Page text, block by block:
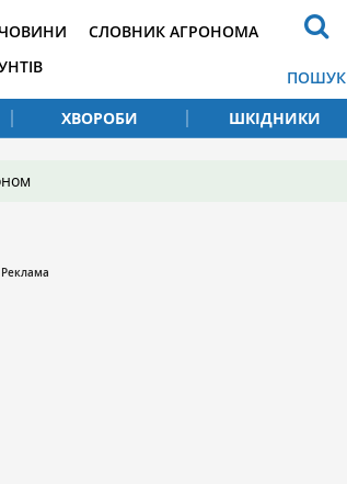
СЛОВНИК АГРОНОМА
ПОШУК
ХВОРОБИ ШКІДНИКИ